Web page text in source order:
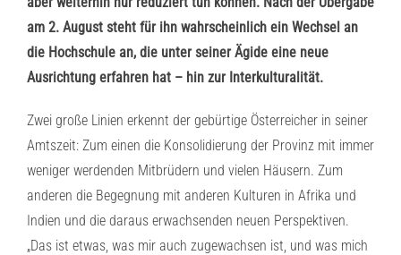
am 2. August steht für ihn wahrscheinlich ein Wechsel an
die Hochschule an, die unter seiner Ägide eine neue
Ausrichtung erfahren hat – hin zur Interkulturalität.
Zwei große Linien erkennt der gebürtige Österreicher in seiner
Amtszeit: Zum einen die Konsolidierung der Provinz mit immer
weniger werdenden Mitbrüdern und vielen Häusern. Zum
anderen die Begegnung mit anderen Kulturen in Afrika und
Indien und die daraus erwachsenden neuen Perspektiven.
„Das ist etwas, was mir auch zugewachsen ist, und was mich